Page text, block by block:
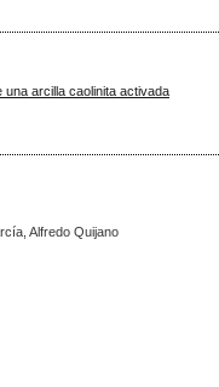
arcilla caolinita activada
Alfredo Quijano